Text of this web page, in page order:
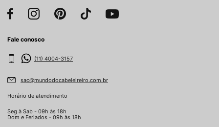
Fale conosco
(11) 4004-3157
sac@mundodocabeleireiro.com.br
Horário de atendimento
Seg à Sab - 09h às 18h
Dom e Feriados - 09h às 18h